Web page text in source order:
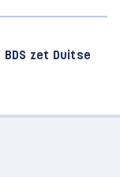
BDS zet Duitse